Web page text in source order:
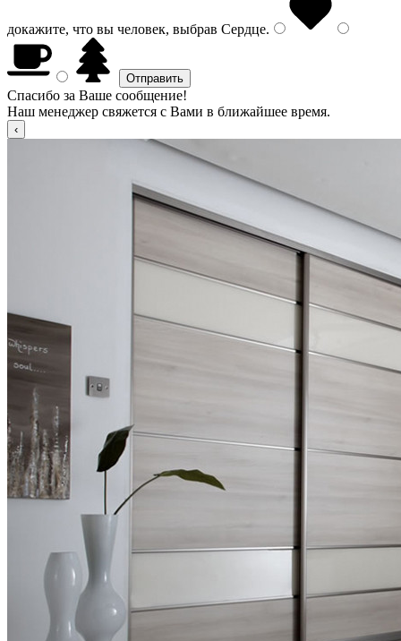
докажите, что вы человек, выбрав Сердце.
Спасибо за Ваше сообщение!
Наш менеджер свяжется с Вами в ближайшее время.